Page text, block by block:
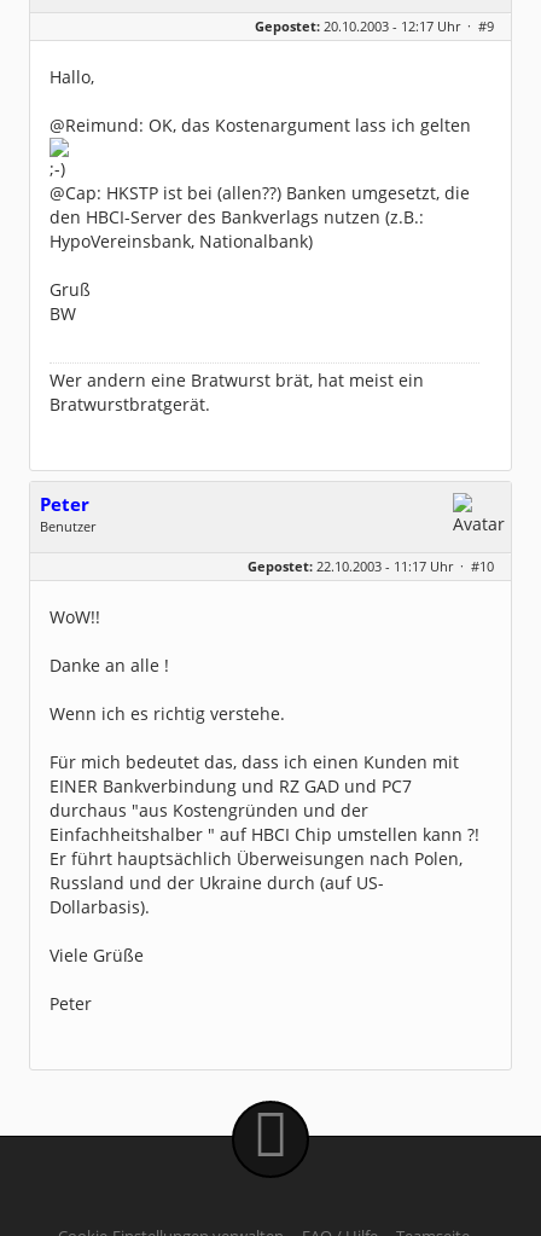
Geschlecht:
keine Angabe
Dabei seit:
05 / 2003
Gepostet: 20.10.2003 - 12:17 Uhr · #9
Hallo,
@Reimund: OK, das Kostenargument lass ich gelten
@Cap: HKSTP ist bei (allen??) Banken umgesetzt, die
den HBCI-Server des Bankverlags nutzen (z.B.:
HypoVereinsbank, Nationalbank)
Gruß
BW
Wer andern eine Bratwurst brät, hat meist ein
Bratwurstbratgerät.
Peter
Benutzer
Dabei seit:
08 / 2003
Gepostet: 22.10.2003 - 11:17 Uhr · #10
WoW!!
Danke an alle !
Wenn ich es richtig verstehe.
Für mich bedeutet das, dass ich einen Kunden mit
EINER Bankverbindung und RZ GAD und PC7
durchaus "aus Kostengründen und der
Einfachheitshalber " auf HBCI Chip umstellen kann ?!
Er führt hauptsächlich Überweisungen nach Polen,
Russland und der Ukraine durch (auf US-
Dollarbasis).
Viele Grüße
Peter